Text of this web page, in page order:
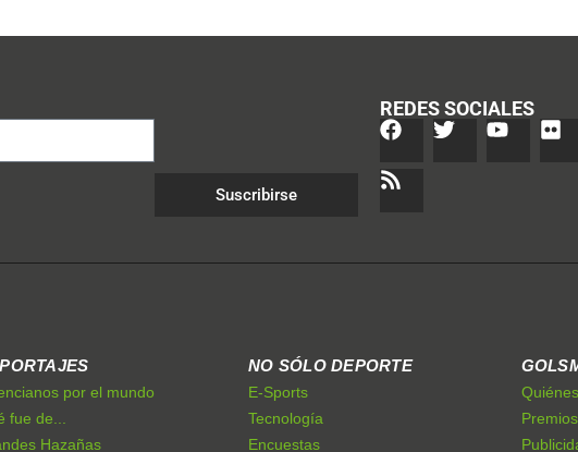
Suscribirse
REDES SOCIALES
por el mundo
fue de...
Hazañas
NO SÓLO DEPORTE
E-Sports
Tecnología
Encuestas